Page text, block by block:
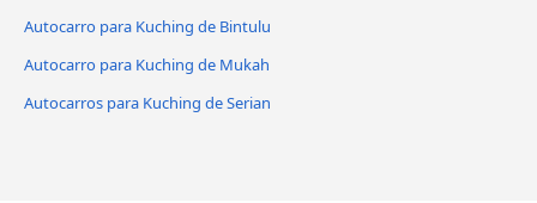
Autocarro para Kuching de Bintulu
Autocarro para Kuching de Mukah
Autocarros para Kuching de Serian